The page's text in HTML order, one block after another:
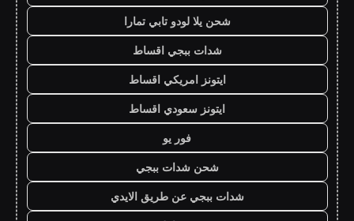
شحن يلا لودو تابي تمارا
شدات ببجي اقساط
ايتونز امريكي اقساط
ايتونز سعودي اقساط
فور يو
شحن شدات ببجي
شدات ببجي عن طريق الايدي